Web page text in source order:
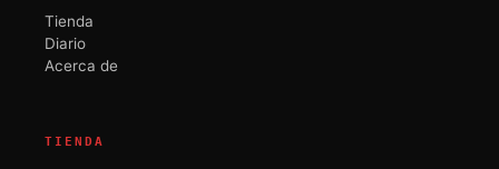
Tienda
Diario
Acerca de
TIENDA